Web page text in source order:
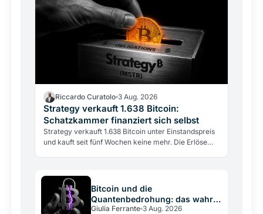
Riccardo Curatolo 3 Aug. 2026
Strategy verkauft 1.638 Bitcoin:
Schatzkammer finanziert sich selbst
Strategy verkauft 1.638 Bitcoin unter Einstandspreis
und kauft seit fünf Wochen keine mehr. Die Erlöse
Bitcoin und die
Quantenbedrohung: das wahre
Risiko ist die
Giulia Ferrante 3 Aug. 2026